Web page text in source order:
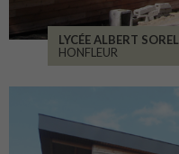
LYCÉE ALBERT SOREL
HONFLEUR